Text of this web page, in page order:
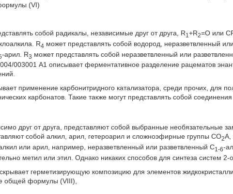
(VI)
собой радикалы, независимые друг от друга, R1+R2=О или
R4 может представлять собой водород, неразветвленный
-арил. R3 может представлять собой неразветвленный или
003001 А1 описывает ферментативное разделение рацематов
применение карбонитридного катализатора, среди прочих, для
карбонатов. Такие также могут представлять собой
друг от друга, представляют собой выбранные необязательные
собой алкил, арил, гетероарил и сложноэфирные группы СО2А,
или арил, например, неразветвленный или разветвленный C1-6-
метил или этил. Однако никаких способов для синтеза систем 2-
герметизирующую композицию для элементов
общей формулы (VIII),